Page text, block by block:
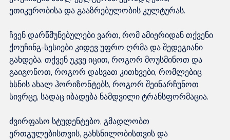
ეთიკურობისა და გააზრებულობის კულტურას.
ჩვენ დარწმუნებულები ვართ, რომ ამიერიდან თქვენი
ქოუჩინგ-სესიები კიდევ უფრო ღრმა და შედეგიანი
გახდება. თქვენ უკვე იცით, როგორ მოუსმინოთ და
გაიგონოთ, როგორ დასვათ კითხვები, რომლებიც
ხსნის ახალ ჰორიზონტებს, როგორ შეინარჩუნოთ
სივრცე, სადაც იბადება ნამდვილი ტრანსფორმაცია.
ძვირფასო სტუდენტებო, გმადლობთ
ერთგულებისთვის, გახსნილობისთვის და